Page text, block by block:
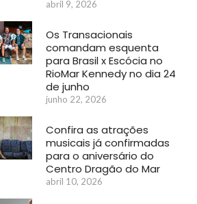
abril 9, 2026
Os Transacionais
comandam esquenta
para Brasil x Escócia no
RioMar Kennedy no dia 24
de junho
junho 22, 2026
Confira as atrações
musicais já confirmadas
para o aniversário do
Centro Dragão do Mar
abril 10, 2026